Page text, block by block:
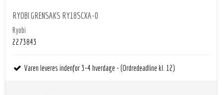
RYOBI GRENSAKS RY18SCXA-0
Ryobi
2273843
Varen leveres indenfor 3-4 hverdage - (Ordredeadline kl. 12)